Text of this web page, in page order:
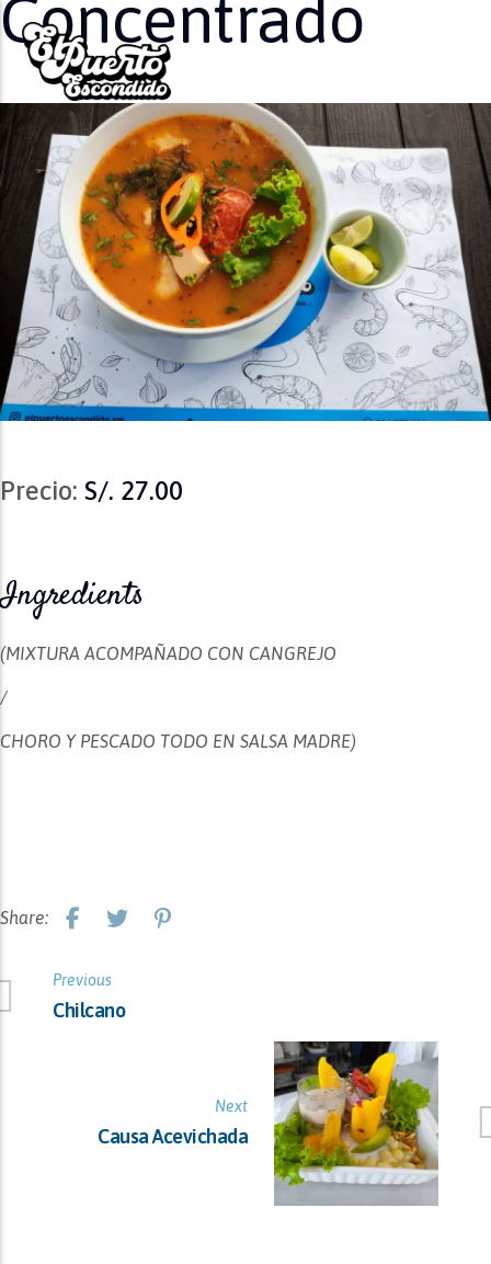
Concentrado
Precio: S/. 27.00
Ingredients
(MIXTURA ACOMPAÑADO CON CANGREJO
/
CHORO Y PESCADO TODO EN SALSA MADRE)
Share:
Previous
Chilcano
Next
Causa Acevichada